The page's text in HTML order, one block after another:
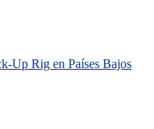
Up Rig en Países Bajos